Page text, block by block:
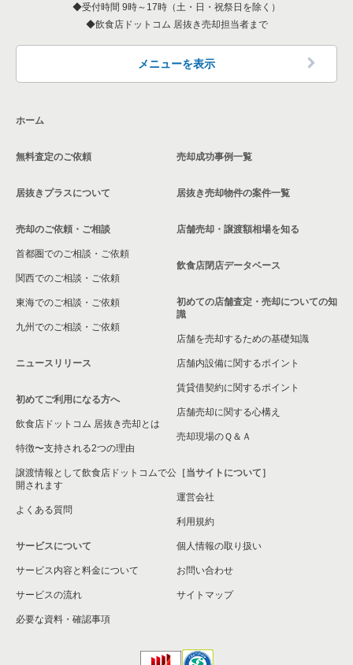
墨田区の飲食店の居抜き売却物件の案件一覧
品川区の飲食店の居抜き売却物件の案件一覧
中野区の飲食店の居抜き売却物件の案件一覧
東京23区の和食の居抜き売却物件の案件一覧
東京23区の洋食の居抜き売却物件の案件一覧
受付時間 9時～17時（土・日・祝祭日を除く）
飲食店ドットコム 居抜き売却担当者まで
メニューを表示
ホーム
無料査定のご依頼
居抜きプラスについて
売却のご依頼・ご相談
首都圏でのご相談・ご依頼
関西でのご相談・ご依頼
東海でのご相談・ご依頼
九州でのご相談・ご依頼
ニュースリリース
初めてご利用になる方へ
飲食店ドットコム 居抜き売却とは
特徴〜支持される2つの理由
譲渡情報として飲食店ドットコムで公
開されます
よくある質問
サービスについて
サービス内容と料金について
サービスの流れ
必要な資料・確認事項
売却成功事例一覧
居抜き売却物件の案件一覧
店舗売却・譲渡額相場を知る
飲食店閉店データベース
初めての店舗査定・売却についての知
識
店舗を売却するための基礎知識
店舗内設備に関するポイント
賃貸借契約に関するポイント
店舗売却に関する心構え
売却現場のＱ＆Ａ
［当サイトについて］
運営会社
利用規約
個人情報の取り扱い
お問い合わせ
サイトマップ